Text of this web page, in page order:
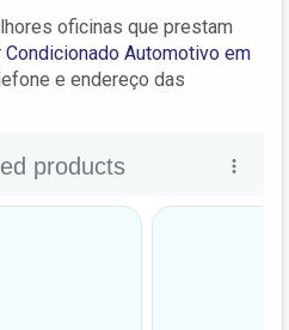
oficinas que prestam
Condicionado Automotivo em
e endereço das